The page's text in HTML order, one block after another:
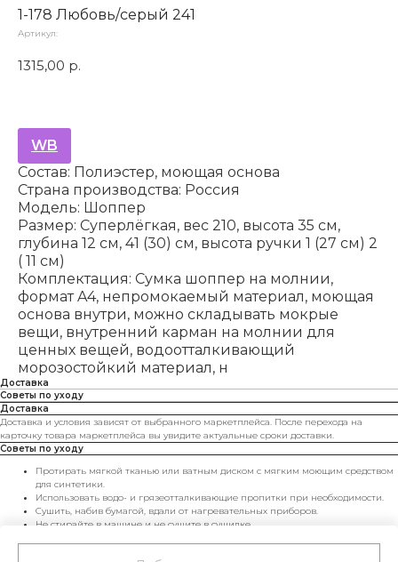
1-178 Любовь/серый 241
Артикул:
1315,00 р.
WB
Состав: Полиэстер, моющая основа
Страна производства: Россия
Модель: Шоппер
Размер: Суперлёгкая, вес 210, высота 35 см,
глубина 12 см, 41 (30) см, высота ручки 1 (27 см) 2
( 11 см)
Комплектация: Сумка шоппер на молнии,
формат A4, непромокаемый материал, моющая
основа внутри, можно складывать мокрые
вещи, внутренний карман на молнии для
ценных вещей, водоотталкивающий
морозостойкий материал, н
Доставка
Советы по уходу
Доставка
Доставка и условия зависят от выбранного маркетплейса. После перехода на
карточку товара маркетплейса вы увидите актуальные сроки доставки.
Советы по уходу
Протирать мягкой тканью или ватным диском с мягким моющим средством
для синтетики.
Использовать водо- и грязеотталкивающие пропитки при необходимости.
Сушить, набив бумагой, вдали от нагревательных приборов.
Не стирайте в машине и не сушите в сушилке.